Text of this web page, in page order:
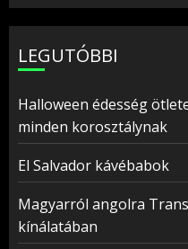
LEGUTÓBBI
Halloween édesség
minden korosztálynak
El Salvador kávébabok
Magyarról angolra
kínálatában